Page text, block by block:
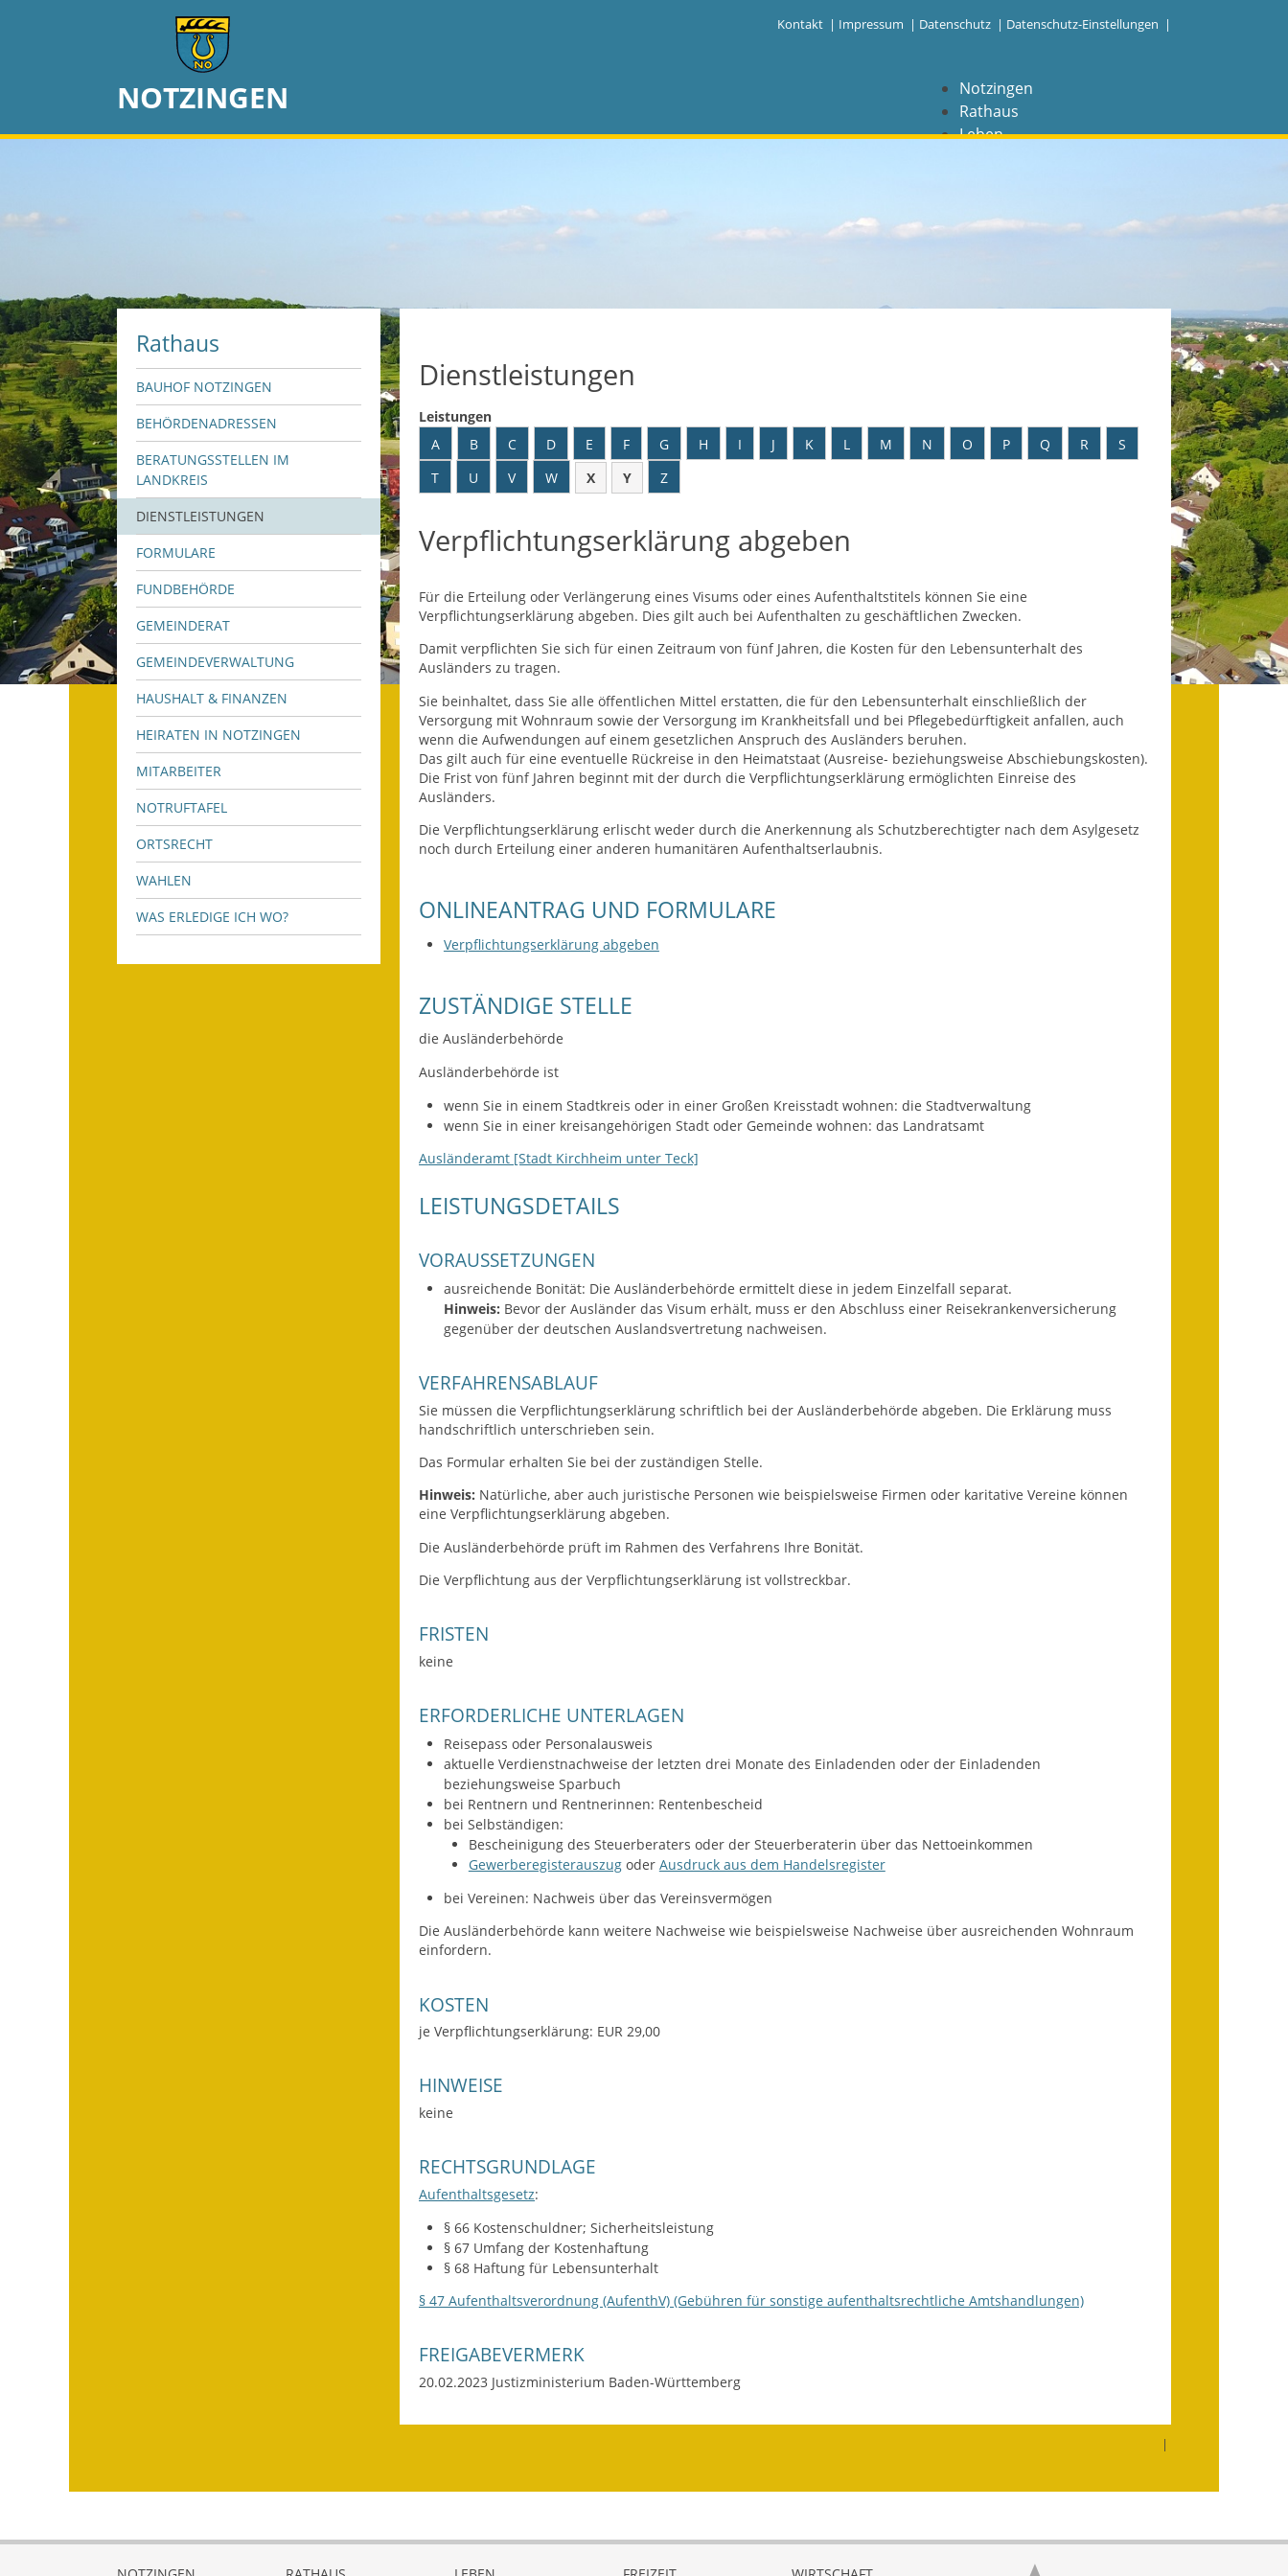
Kontakt | Impressum | Datenschutz | Datenschutz-Einstellungen |
NOTZINGEN
Notzingen
Rathaus
Leben
NAVIGATION
Datenschutz
Geschichte und
Gegenwart
Was die Alten noch
Wagner-Werkstatt
Informationsbroschüre
Leichte Sprache
Ausweichfahrplan
Zahlen und Fakten
Bauhof Notzingen
Gemeinderat
Sitzungsberichte 2016
Sitzungsberichte 2018
Ortsrecht
Rathaus
BAUHOF NOTZINGEN
BEHÖRDENADRESSEN
BERATUNGSSTELLEN IM
LANDKREIS
DIENSTLEISTUNGEN
FORMULARE
FUNDBEHÖRDE
GEMEINDERAT
GEMEINDEVERWALTUNG
HAUSHALT & FINANZEN
HEIRATEN IN NOTZINGEN
MITARBEITER
NOTRUFTAFEL
ORTSRECHT
WAHLEN
WAS ERLEDIGE ICH WO?
Dienstleistungen
Leistungen
A
B C D E F G H I J K L M N O P Q R
S
T
U V W X Y Z
Verpflichtungserklärung abgeben
Für die Erteilung oder Verlängerung eines Visums oder eines Aufenthaltstitels können Sie eine
Verpflichtungserklärung abgeben. Dies gilt auch bei Aufenthalten zu geschäftlichen Zwecken.
Damit verpflichten Sie sich für einen Zeitraum von fünf Jahren, die Kosten für den Lebensunterhalt des
Ausländers zu tragen.
Sie beinhaltet, dass Sie alle öffentlichen Mittel erstatten, die für den Lebensunterhalt einschließlich der
Versorgung mit Wohnraum sowie der Versorgung im Krankheitsfall und bei Pflegebedürftigkeit anfallen, auch
wenn die Aufwendungen auf einem gesetzlichen Anspruch des Ausländers beruhen.
Das gilt auch für eine eventuelle Rückreise in den Heimatstaat (Ausreise- beziehungsweise Abschiebungskosten).
Die Frist von fünf Jahren beginnt mit der durch die Verpflichtungserklärung ermöglichten Einreise des
Ausländers.
Die Verpflichtungserklärung erlischt weder durch die Anerkennung als Schutzberechtigter nach dem Asylgesetz
noch durch Erteilung einer anderen humanitären Aufenthaltserlaubnis.
ONLINEANTRAG UND FORMULARE
Verpflichtungserklärung abgeben
ZUSTÄNDIGE STELLE
die Ausländerbehörde
Ausländerbehörde ist
wenn Sie in einem Stadtkreis oder in einer Großen Kreisstadt wohnen: die Stadtverwaltung
wenn Sie in einer kreisangehörigen Stadt oder Gemeinde wohnen: das Landratsamt
Ausländeramt [Stadt Kirchheim unter Teck]
LEISTUNGSDETAILS
VORAUSSETZUNGEN
ausreichende Bonität: Die Ausländerbehörde ermittelt diese in jedem Einzelfall separat.
Hinweis: Bevor der Ausländer das Visum erhält, muss er den Abschluss einer Reisekrankenversicherung
gegenüber der deutschen Auslandsvertretung nachweisen.
VERFAHRENSABLAUF
Sie müssen die Verpflichtungserklärung schriftlich bei der Ausländerbehörde abgeben. Die Erklärung muss
handschriftlich unterschrieben sein.
Das Formular erhalten Sie bei der zuständigen Stelle.
Hinweis: Natürliche, aber auch juristische Personen wie beispielsweise Firmen oder karitative Vereine können
eine Verpflichtungserklärung abgeben.
Die Ausländerbehörde prüft im Rahmen des Verfahrens Ihre Bonität.
Die Verpflichtung aus der Verpflichtungserklärung ist vollstreckbar.
FRISTEN
keine
ERFORDERLICHE UNTERLAGEN
Reisepass oder Personalausweis
aktuelle Verdienstnachweise der letzten drei Monate des Einladenden oder der Einladenden
beziehungsweise Sparbuch
bei Rentnern und Rentnerinnen: Rentenbescheid
bei Selbständigen:
Bescheinigung des Steuerberaters oder der Steuerberaterin über das Nettoeinkommen
Gewerberegisterauszugoder Ausdruck aus dem Handelsregister
bei Vereinen: Nachweis über das Vereinsvermögen
Die Ausländerbehörde kann weitere Nachweise wie beispielsweise Nachweise über ausreichenden Wohnraum
einfordern.
KOSTEN
je Verpflichtungserklärung: EUR 29,00
HINWEISE
keine
RECHTSGRUNDLAGE
Aufenthaltsgesetz:
§ 66 Kostenschuldner; Sicherheitsleistung
§ 67 Umfang der Kostenhaftung
§ 68 Haftung für Lebensunterhalt
§ 47 Aufenthaltsverordnung (AufenthV) (Gebühren für sonstige aufenthaltsrechtliche Amtshandlungen)
FREIGABEVERMERK
20.02.2023 Justizministerium Baden-Württemberg
|